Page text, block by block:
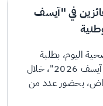
النهائية
الدقيقة للطب
إعلان النتائج لبرامج
الاختصاص الرئيس للصيدلة السريرية في 16 نوفمبر القادم
وستكون بداية برامج التدريب في 1 يناير 2027. ودعت الهيئة
بالتقديم والمعلنة
في "آيسف
اليوم، بطلبة
المملكة المشاركين والفائزين في معرض "آيسف 2026"، خلال
بحضور عدد من